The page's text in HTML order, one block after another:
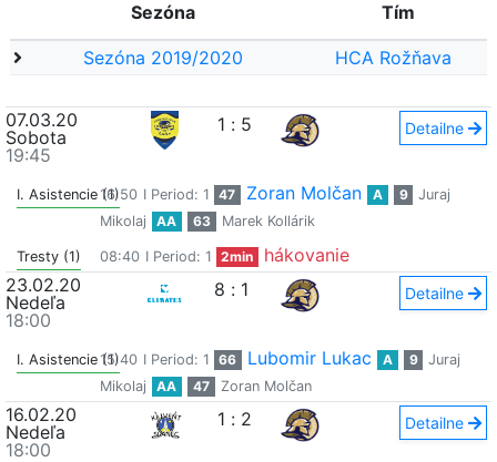
Sezóna Tím
Sezóna 2019/2020 HCA Rožňava
07.03.20
Sobota
19:45
1 : 5 Detailne
I. Asistencie (1)16:50 I Period: 1 47 Zoran Molčan A 9
Juraj
Mikolaj
AA 63 Marek Kollárik
Tresty (1) 08:40 I Period: 1 2min
hákovanie
23.02.20
Nedeľa
18:00
8 : 1 Detailne
I. Asistencie (1)15:40 I Period: 1 66 Lubomir Lukac A 9
Juraj
Mikolaj
AA 47 Zoran Molčan
16.02.20
Nedeľa
18:00
1 : 2 Detailne